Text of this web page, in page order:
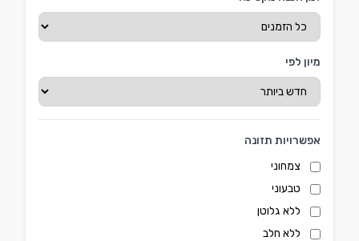
מיון לפי
אפשרויות תזונה
צמחוני
טבעוני
ללא גלוטן
ללא חלב